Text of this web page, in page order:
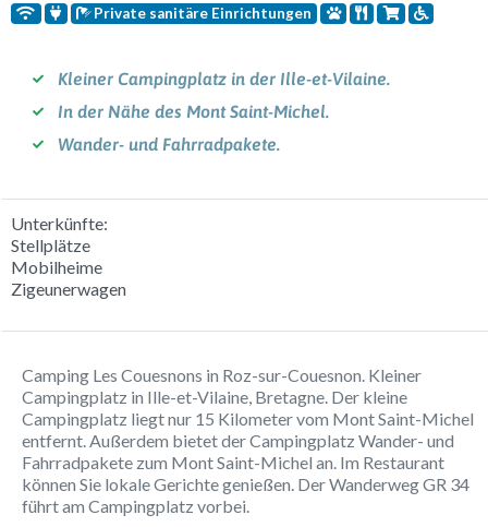
Private sanitäre Einrichtungen
Kleiner Campingplatz in der Ille-et-Vilaine.
In der Nähe des Mont Saint-Michel.
Wander- und Fahrradpakete.
Unterkünfte:
Stellplätze
Mobilheime
Zigeunerwagen
Camping Les Couesnons in Roz-sur-Couesnon. Kleiner
Campingplatz in Ille-et-Vilaine, Bretagne. Der kleine
Campingplatz liegt nur 15 Kilometer vom Mont Saint-Michel
entfernt. Außerdem bietet der Campingplatz Wander- und
Fahrradpakete zum Mont Saint-Michel an. Im Restaurant
können Sie lokale Gerichte genießen. Der Wanderweg GR 34
führt am Campingplatz vorbei.